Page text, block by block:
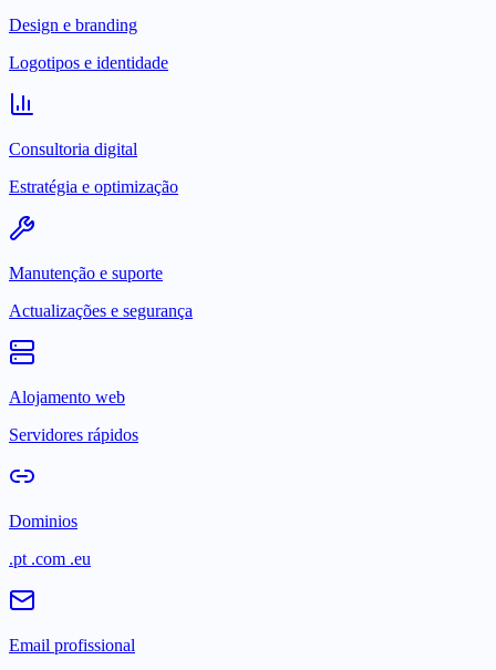
Design e branding
Logotipos e identidade
Consultoria digital
Estratégia e optimização
Manutenção e suporte
Actualizações e segurança
Alojamento web
Servidores rápidos
Dominios
.pt .com .eu
Email profissional